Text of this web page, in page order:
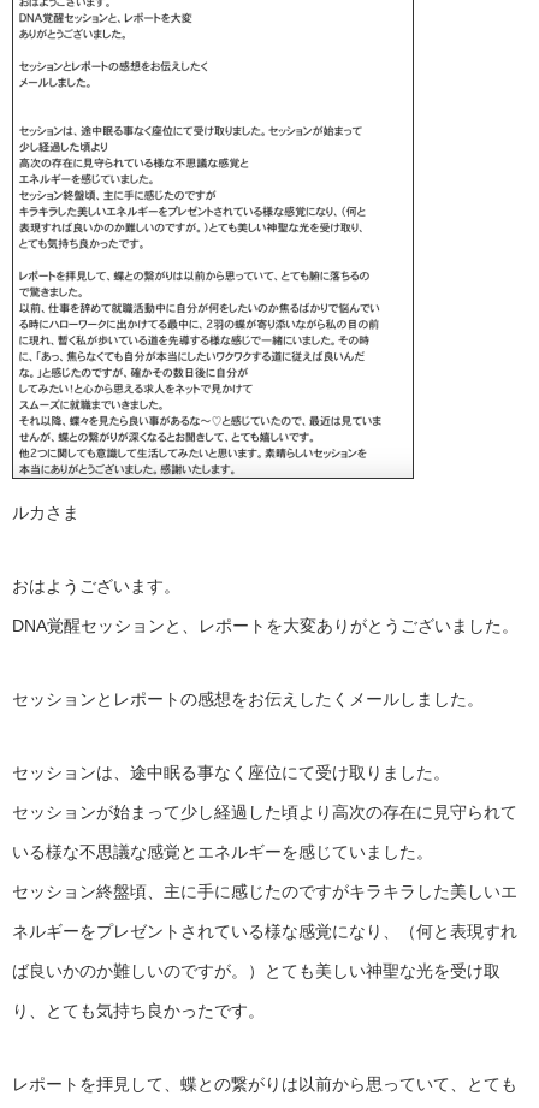
ルカさま
おはようございます。
DNA覚醒セッションと、レポートを大変ありがとうございました。
セッションとレポートの感想をお伝えしたくメールしました。
セッションは、途中眠る事なく座位にて受け取りました。
セッションが始まって少し経過した頃より高次の存在に見守られて
いる様な不思議な感覚とエネルギーを感じていました。
セッション終盤頃、主に手に感じたのですがキラキラした美しいエ
ネルギーをプレゼントされている様な感覚になり、（何と表現すれ
ば良いかのか難しいのですが。）とても美しい神聖な光を受け取
り、とても気持ち良かったです。
レポートを拝見して、蝶との繋がりは以前から思っていて、とても